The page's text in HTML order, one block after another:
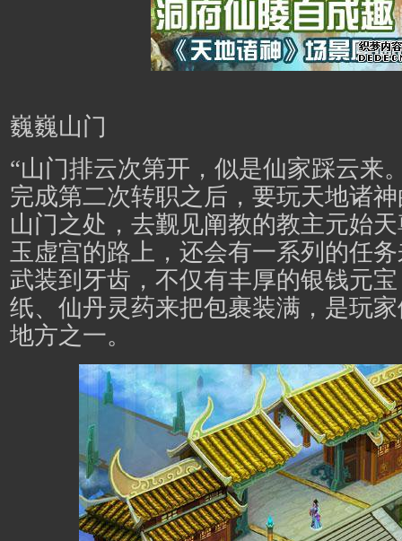
巍巍山门
“山门排云次第开，似是仙家踩云来
完成第二次转职之后，要玩天地诸
山门之处，去觐见阐教的教主元始
玉虚宫的路上，还会有一系列的任
武装到牙齿，不仅有丰厚的银钱元
纸、仙丹灵药来把包裹装满，是玩
地方之一。